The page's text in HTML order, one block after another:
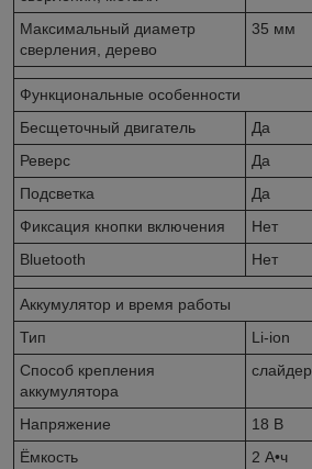
Максимальный диаметр
сверления, дерево
35 мм
Функциональные особенности
Бесщеточный двигатель
Да
Реверс
Да
Подсветка
Да
Фиксация кнопки включения
Нет
Bluetooth
Нет
Аккумулятор и время работы
Тип
Li-ion
Способ крепления
аккумулятора
слайдер
Напряжение
18 В
Ёмкость
2 А•ч